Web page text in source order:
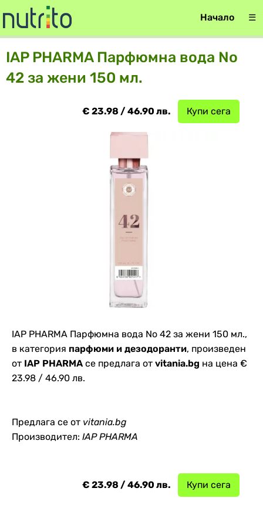
Начало ☰
IAP PHARMA Парфюмна вода No
42 за жени 150 мл.
Купи сега
€ 23.98 / 46.90 лв.
IAP PHARMA Парфюмна вода No 42 за жени 150 мл.,
в категория парфюми и дезодоранти, произведен
от IAP PHARMA се предлага от vitania.bg на цена €
23.98 / 46.90 лв.
Предлага се от vitania.bg
Производител: IAP PHARMA
Купи сега
€ 23.98 / 46.90 лв.